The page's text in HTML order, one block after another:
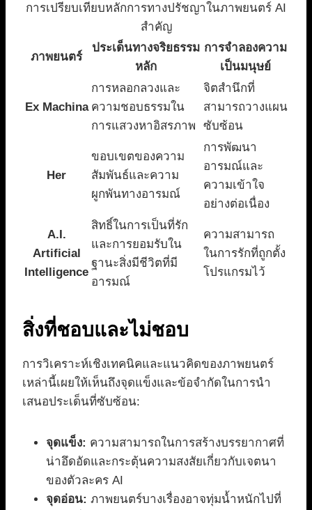
การเปรียบเทียบหลักการทางปรัชญาในภาพยนตร์ AI
สำคัญ
ภาพยนตร์
ประเด็นทางจริยธรรม
หลัก
การจำลองความ
เป็นมนุษย์
Ex Machina
การหลอกลวงและ
ความชอบธรรมใน
การแสวงหาอิสรภาพ
จิตสำนึกที่
สามารถวางแผน
ซับซ้อน
Her
ขอบเขตของความ
สัมพันธ์และความ
ผูกพันทางอารมณ์
การพัฒนา
อารมณ์และ
ความเข้าใจ
อย่างต่อเนื่อง
A.I.
Artificial
Intelligence
สิทธิ์ในการเป็นที่รัก
และการยอมรับใน
ฐานะสิ่งมีชีวิตที่มี
อารมณ์
ความสามารถ
ในการรักที่ถูกตั้ง
โปรแกรมไว้
สิ่งที่ชอบและไม่ชอบ
การวิเคราะห์เชิงเทคนิคและแนวคิดของภาพยนตร์
เหล่านี้เผยให้เห็นถึงจุดแข็งและข้อจำกัดในการนำ
เสนอประเด็นที่ซับซ้อน:
จุดแข็ง: ความสามารถในการสร้างบรรยากาศที่
น่าอึดอัดและกระตุ้นความสงสัยเกี่ยวกับเจตนา
ของตัวละคร AI
จุดอ่อน: ภาพยนตร์บางเรื่องอาจทุ่มน้ำหนักไปที่